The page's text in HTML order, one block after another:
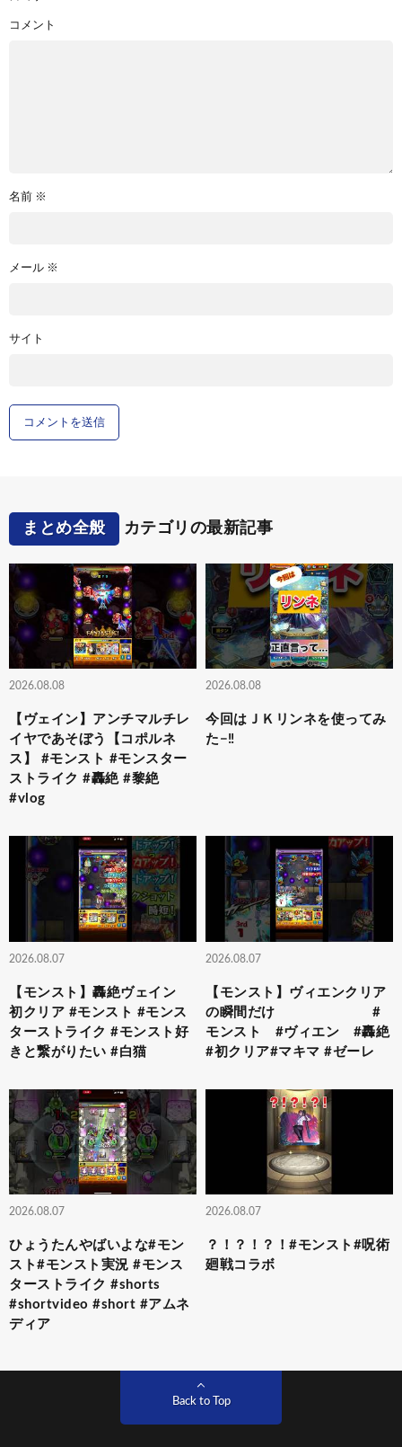
コメント
名前 ※
メール ※
サイト
まとめ全般 カテゴリの最新記事
2026.08.08
【ヴェイン】アンチマルチレ
イヤであそぼう【コポルネ
ス】 #モンスト #モンスター
ストライク #轟絶 #黎絶
#vlog
2026.08.08
今回はＪＫリンネを使ってみ
た−‼️
2026.08.07
【モンスト】轟絶ヴェイン
初クリア #モンスト #モンス
ターストライク #モンスト好
きと繋がりたい #白猫
2026.08.07
【モンスト】ヴィエンクリア
の瞬間だけ #
モンスト #ヴィエン #轟絶
#初クリア#マキマ #ゼーレ
2026.08.07
ひょうたんやばいよな#モン
スト#モンスト実況 #モンス
ターストライク #shorts
#shortvideo #short #アムネ
ディア
2026.08.07
？！？！？！#モンスト#呪術
廻戦コラボ
Back to Top